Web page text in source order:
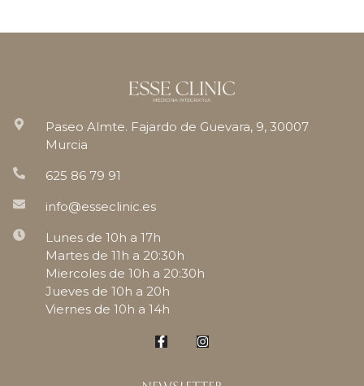
Paseo Almte. Fajardo de Guevara, 9, 30007
Murcia
625 86 79 91
info@esseclinic.es
Lunes de 10h a 17h
Martes de 11h a 20:30h
Miercoles de 10h a 20:30h
Jueves de 10h a 20h
Viernes de 10h a 14h